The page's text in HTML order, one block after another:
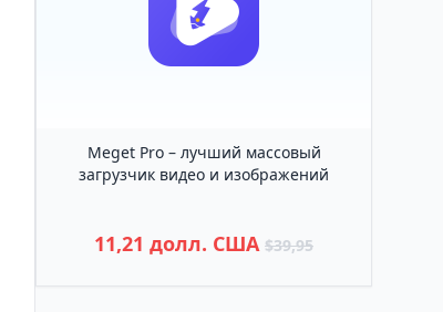
Meget Pro – лучший массовый
загрузчик видео и изображений
11,21 долл. США $39,95